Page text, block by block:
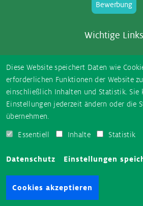
Bewerbung
Wich­ti­ge Links
intrax.de
Au pair
Über Ayu­sa
Diese Website speichert Daten wie
erforderlichen Funktionen der Website
einschließlich Inhalten und Statistik. Sie
Einstellungen jederzeit ändern oder die
übernehmen.
Essentiell Inhalte Statistik
Datenschutz Einstellungen
Cookies akzeptieren